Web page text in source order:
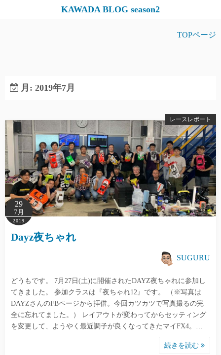
プ
KAWADA BLOG season2
TOPページ
月: 2019年7月
レースレポート
29
7月
2019
Dayz夜ちゃれ
SUGURU
どうもです。 7月27日(土)に開催されたDAYZ夜ちゃれに参加し
てきました。 参加クラスは『夜ちゃれ12』です。 （※写真は
DAYZさんのFBページから拝借。今回カツカツで写真撮るの完
全に忘れてました。） レイアウトが変わってからセッティング
を変更して、ようやく最近調子が良くなってきたマイFX4。…
続きを読む